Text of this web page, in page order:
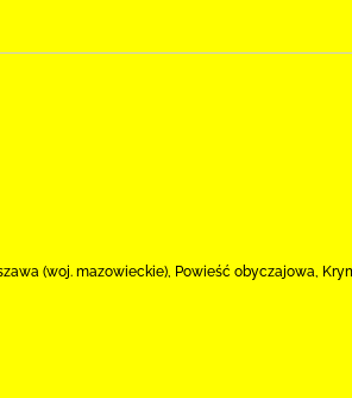
(woj. mazowieckie), Powieść obyczajowa,